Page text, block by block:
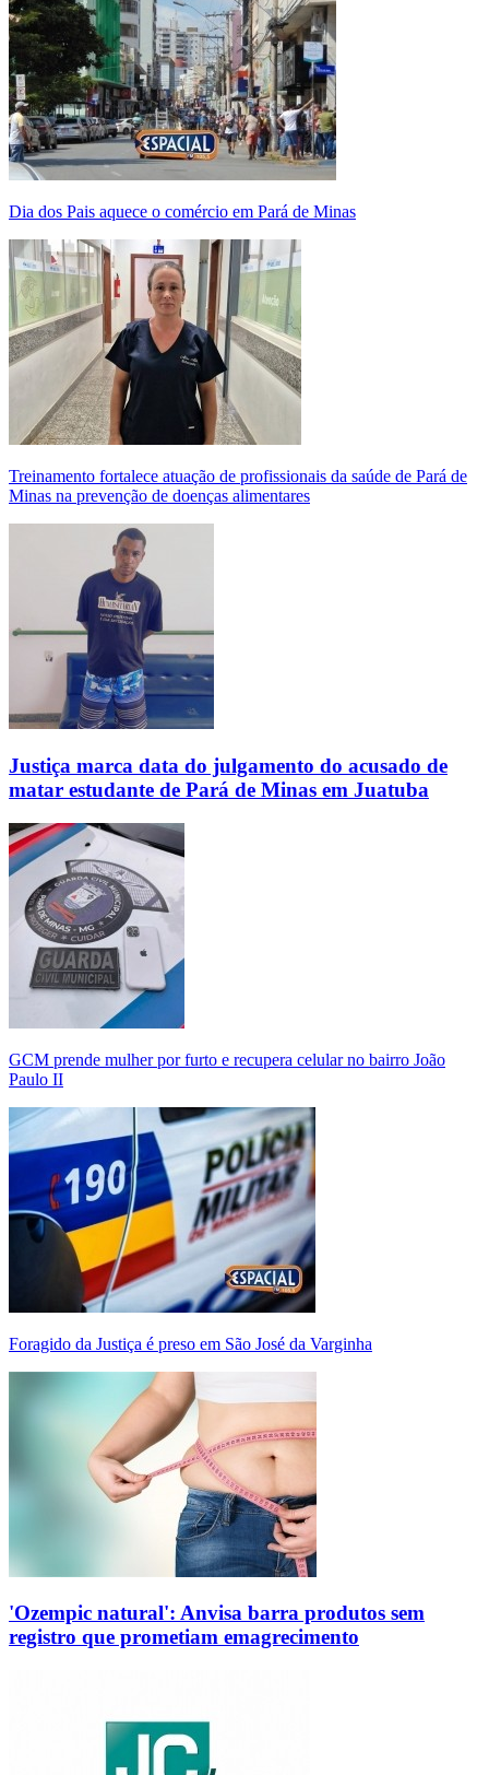
Dia dos Pais aquece o comércio em Pará de Minas
Treinamento fortalece atuação de profissionais da saúde de Pará de
Minas na prevenção de doenças alimentares
Justiça marca data do julgamento do acusado de
matar estudante de Pará de Minas em Juatuba
GCM prende mulher por furto e recupera celular no bairro João
Paulo II
Foragido da Justiça é preso em São José da Varginha
'Ozempic natural': Anvisa barra produtos sem
registro que prometiam emagrecimento